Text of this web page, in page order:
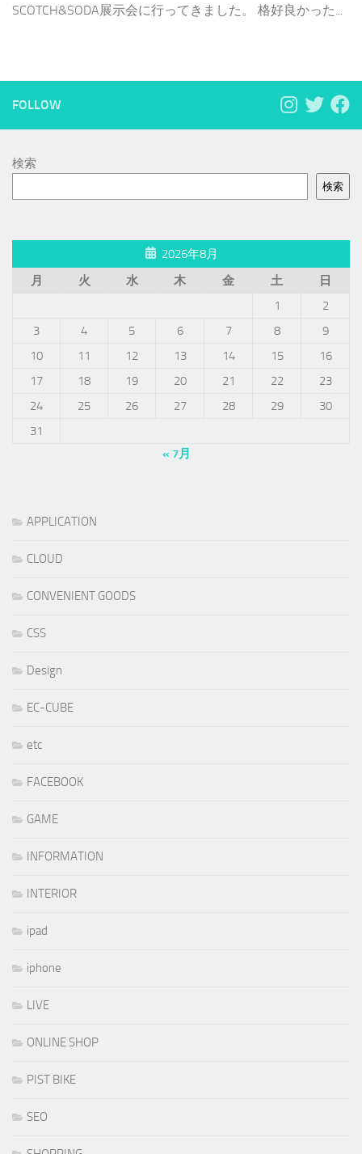
SCOTCH&SODA展示会に行ってきました。 格好良かった...
FOLLOW
検索
検索
2026年8月
月
火 水 木 金 土
日
1
2
3
4 5 6 7 8
9
10
11 12 13 14 15
16
17
18 19 20 21 22
23
24
25 26 27 28 29
30
31
« 7月
APPLICATION
CLOUD
CONVENIENT GOODS
CSS
Design
EC-CUBE
etc
FACEBOOK
GAME
INFORMATION
INTERIOR
ipad
iphone
LIVE
ONLINE SHOP
PIST BIKE
SEO